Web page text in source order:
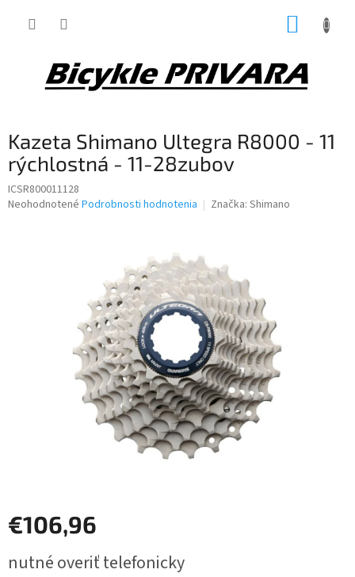
Kazeta Shimano Ultegra R8000 - 11
rýchlostná - 11-28zubov
ICSR800011128
Priemerné
Neohodnotené Podrobnosti hodnotenia Značka: Shimano
€106,96
cena:
nutné overiť telefonicky